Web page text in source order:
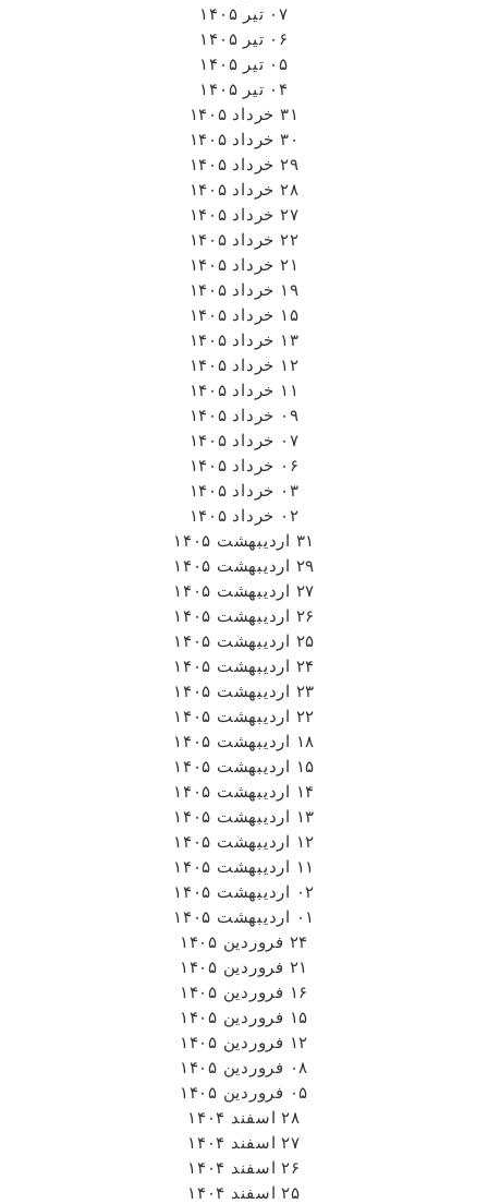
۰۷ تیر ۱۴۰۵
۰۶ تیر ۱۴۰۵
۰۵ تیر ۱۴۰۵
۰۴ تیر ۱۴۰۵
۳۱ خرداد ۱۴۰۵
۳۰ خرداد ۱۴۰۵
۲۹ خرداد ۱۴۰۵
۲۸ خرداد ۱۴۰۵
۲۷ خرداد ۱۴۰۵
۲۲ خرداد ۱۴۰۵
۲۱ خرداد ۱۴۰۵
۱۹ خرداد ۱۴۰۵
۱۵ خرداد ۱۴۰۵
۱۳ خرداد ۱۴۰۵
۱۲ خرداد ۱۴۰۵
۱۱ خرداد ۱۴۰۵
۰۹ خرداد ۱۴۰۵
۰۷ خرداد ۱۴۰۵
۰۶ خرداد ۱۴۰۵
۰۳ خرداد ۱۴۰۵
۰۲ خرداد ۱۴۰۵
۳۱ اردیبهشت ۱۴۰۵
۲۹ اردیبهشت ۱۴۰۵
۲۷ اردیبهشت ۱۴۰۵
۲۶ اردیبهشت ۱۴۰۵
۲۵ اردیبهشت ۱۴۰۵
۲۴ اردیبهشت ۱۴۰۵
۲۳ اردیبهشت ۱۴۰۵
۲۲ اردیبهشت ۱۴۰۵
۱۸ اردیبهشت ۱۴۰۵
۱۵ اردیبهشت ۱۴۰۵
۱۴ اردیبهشت ۱۴۰۵
۱۳ اردیبهشت ۱۴۰۵
۱۲ اردیبهشت ۱۴۰۵
۱۱ اردیبهشت ۱۴۰۵
۰۲ اردیبهشت ۱۴۰۵
۰۱ اردیبهشت ۱۴۰۵
۲۴ فروردین ۱۴۰۵
۲۱ فروردین ۱۴۰۵
۱۶ فروردین ۱۴۰۵
۱۵ فروردین ۱۴۰۵
۱۲ فروردین ۱۴۰۵
۰۸ فروردین ۱۴۰۵
۰۵ فروردین ۱۴۰۵
۲۸ اسفند ۱۴۰۴
۲۷ اسفند ۱۴۰۴
۲۶ اسفند ۱۴۰۴
۲۵ اسفند ۱۴۰۴